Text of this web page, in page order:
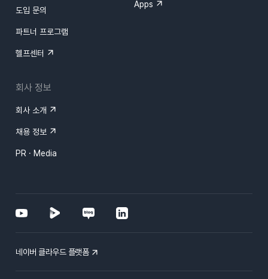
도입 문의
파트너 프로그램
헬프센터
회사 정보
회사 소개
채용 정보
PR · Media
Apps
네이버 클라우드 플랫폼